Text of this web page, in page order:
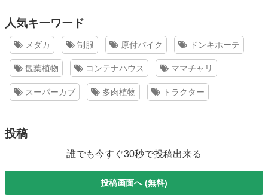
人気キーワード
メダカ 制服 原付バイク ドンキホーテ
観葉植物 コンテナハウス ママチャリ
スーパーカブ 多肉植物 トラクター
投稿
誰でも今すぐ30秒で投稿出来る
投稿画面へ (無料)